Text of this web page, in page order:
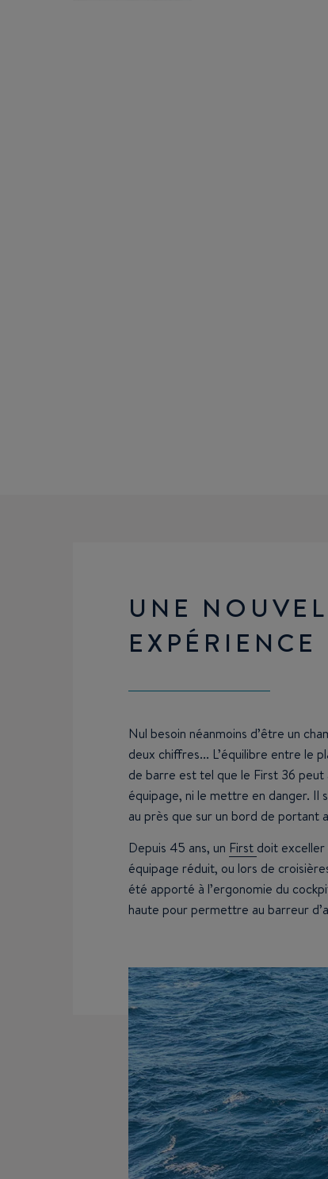
UNE
EXPÉRIENCE
Nul besoin néanmoins d’être un
deux chiffres... L’équilibre entre le
de barre est tel que le First 36
équipage, ni le mettre en danger. Il
au près que sur un bord de portant
Depuis 45 ans, un First doit exceller
équipage réduit, ou lors de
été apporté à l’ergonomie du
haute pour permettre au barreur